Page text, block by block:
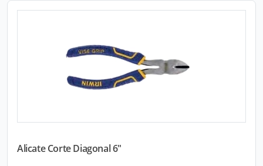
Alicate Corte Diagonal 6"